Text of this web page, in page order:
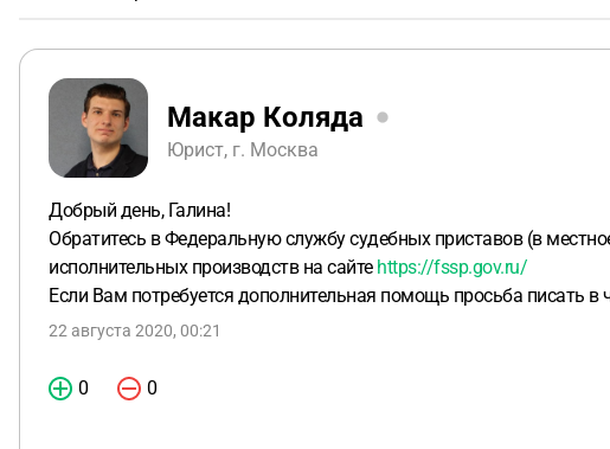
Макар Коляда
Юрист, г. Москва
Добрый день, Галина!
Обратитесь в Федеральную службу судебных приставов (в
исполнительных производств на сайте https://fssp.gov.ru/
Если Вам потребуется дополнительная помощь просьба писать в
22 августа 2020, 00:21
0 0